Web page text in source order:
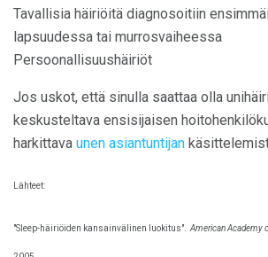
Tavallisia häiriöitä diagnosoitiin
lapsuudessa tai murrosvaiheessa
Persoonallisuushäiriöt
Jos uskot, että sinulla saattaa olla
keskusteltava ensisijaisen
harkittava unen asiantuntijan
Lähteet:
"Sleep-häiriöiden kansainvälinen luokitus". American Academy